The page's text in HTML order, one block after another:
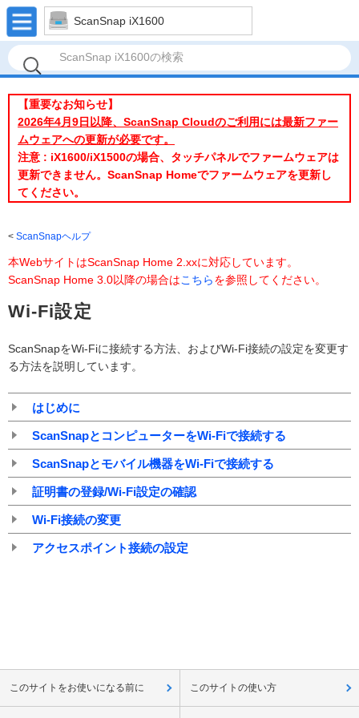
ScanSnap iX1600
【重要なお知らせ】
2026年4月9日以降、ScanSnap Cloudのご利用には最新ファー
ムウェアへの更新が必要です。
注意 : iX1600/iX1500の場合、タッチパネルでファームウェアは
更新できません。ScanSnap Homeでファームウェアを更新し
てください。
ScanSnapヘルプ
本WebサイトはScanSnap Home 2.xxに対応しています。
ScanSnap Home 3.0以降の場合はこちらを参照してください。
Wi-Fi設定
ScanSnapをWi-Fiに接続する方法、およびWi-Fi接続の設定を変更す
る方法を説明しています。
はじめに
ScanSnapとコンピューターをWi-Fiで接続する
ScanSnapとモバイル機器をWi-Fiで接続する
証明書の登録/Wi-Fi設定の確認
Wi-Fi接続の変更
アクセスポイント接続の設定
このサイトをお使いになる前に このサイトの使い方